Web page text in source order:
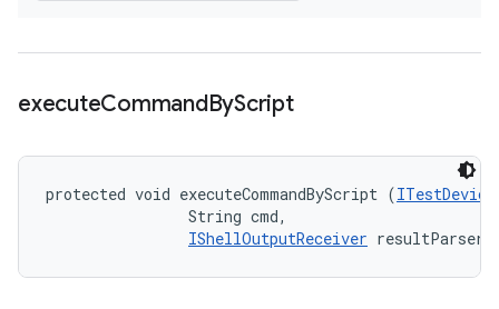
executeCommandByScript
protected void executeCommandByScript (ITestDevice
                String cmd,
IShellOutputReceiver resultParser)